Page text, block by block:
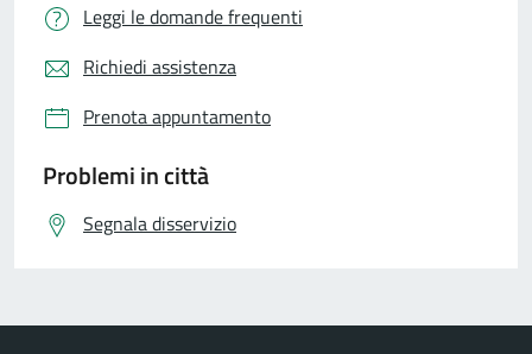
Leggi le domande frequenti
Richiedi assistenza
Prenota appuntamento
Problemi in città
Segnala disservizio